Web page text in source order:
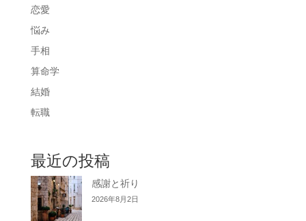
恋愛
悩み
手相
算命学
結婚
転職
最近の投稿
感謝と祈り
2026年8月2日